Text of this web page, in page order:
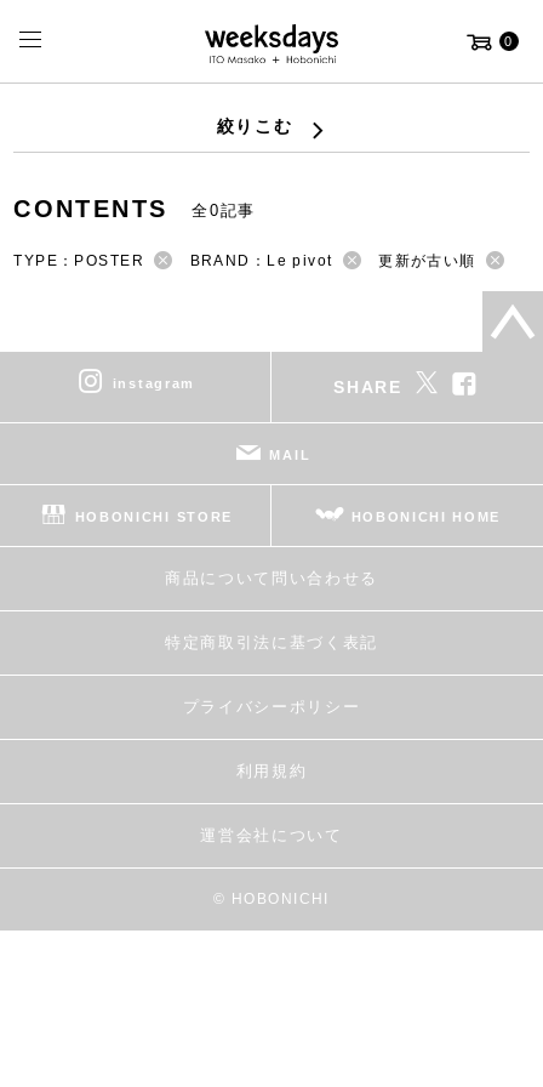
0
絞りこむ
CONTENTS 全0記事
TYPE：POSTER BRAND：Le pivot 更新が古い順
instagram SHARE
MAIL
HOBONICHI STORE HOBONICHI HOME
商品について問い合わせる
特定商取引法に基づく表記
プライバシーポリシー
利用規約
運営会社について
© HOBONICHI